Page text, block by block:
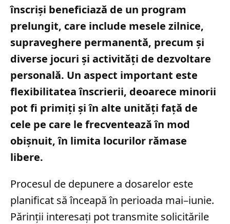
înscriși beneficiază de un program
prelungit, care include mesele zilnice,
supraveghere permanentă, precum și
diverse jocuri și activități de dezvoltare
personală. Un aspect important este
flexibilitatea înscrierii, deoarece minorii
pot fi primiți și în alte unități față de
cele pe care le frecventează în mod
obișnuit, în limita locurilor rămase
libere.
Procesul de depunere a dosarelor este
planificat să înceapă în perioada mai–iunie.
Părinții interesați pot transmite solicitările